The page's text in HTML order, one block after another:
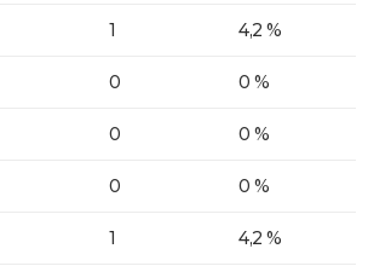
1 4,2 %
0 0 %
0 0 %
0 0 %
1 4,2 %